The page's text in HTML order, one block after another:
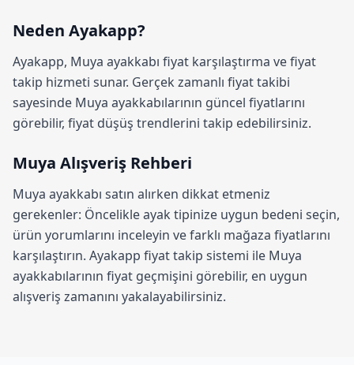
Neden Ayakapp?
Ayakapp, Muya ayakkabı fiyat karşılaştırma ve fiyat
takip hizmeti sunar. Gerçek zamanlı fiyat takibi
sayesinde Muya ayakkabılarının güncel fiyatlarını
görebilir, fiyat düşüş trendlerini takip edebilirsiniz.
Muya Alışveriş Rehberi
Muya ayakkabı satın alırken dikkat etmeniz
gerekenler: Öncelikle ayak tipinize uygun bedeni seçin,
ürün yorumlarını inceleyin ve farklı mağaza fiyatlarını
karşılaştırın. Ayakapp fiyat takip sistemi ile Muya
ayakkabılarının fiyat geçmişini görebilir, en uygun
alışveriş zamanını yakalayabilirsiniz.